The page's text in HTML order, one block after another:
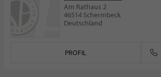
Am Rathaus 2
46514 Schermbeck
Deutschland
PROFIL